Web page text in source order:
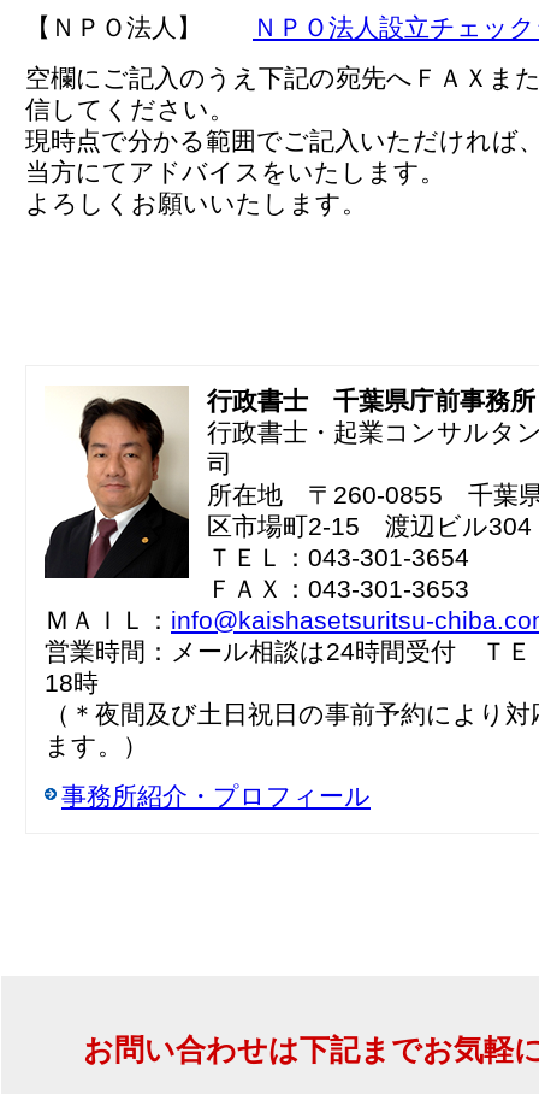
【ＮＰＯ法人】
ＮＰＯ法人設立チェッ
空欄にご記入のうえ下記の宛先へＦＡＸま
信してください。
現時点で分かる範囲でご記入いただければ
当方にてアドバイスをいたします。
よろしくお願いいたします。
行政書士 千葉県庁前事務所
行政書士・起業コンサルタ
司
所在地 〒260-0855 千葉
区市場町2-15 渡辺ビル304
ＴＥＬ：043-301-3654
ＦＡＸ：043-301-3653
ＭＡＩＬ： info@kaishasetsuritsu-
営業時間：メール相談は24時間受付 ＴＥ
18時
（＊夜間及び土日祝日の事前予約により
ます。）
事務所紹介・プロフィール
お問い合わせは下記までお気軽